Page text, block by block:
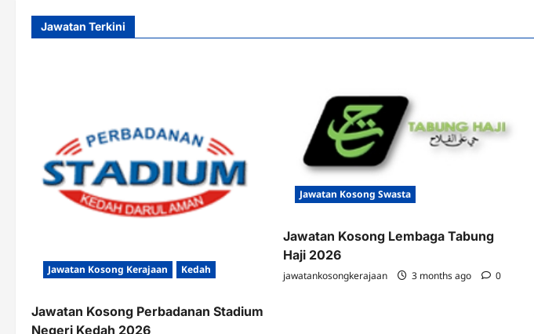
Jawatan Terkini
Jawatan Kosong Kerajaan Kedah
Jawatan Kosong Perbadanan Stadium
Negeri Kedah 2026
Jawatan Kosong Swasta
Jawatan Kosong Lembaga Tabung
Haji 2026
jawatankosongkerajaan 3 months ago 0